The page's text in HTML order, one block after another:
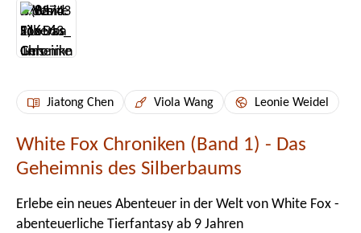
Jiatong Chen Viola Wang Leonie Weidel
White Fox Chroniken (Band 1) - Das
Geheimnis des Silberbaums
Erlebe ein neues Abenteuer in der Welt von White Fox -
abenteuerliche Tierfantasy ab 9 Jahren